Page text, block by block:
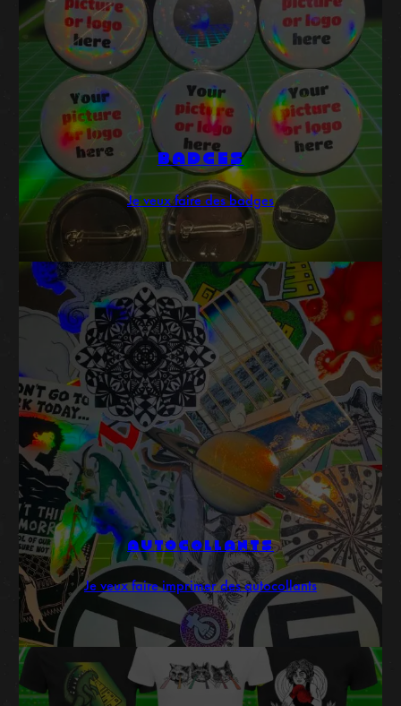
BADGES
Je veux faire des badges
AUTOCOLLANTS
Je veux faire imprimer des autocollants